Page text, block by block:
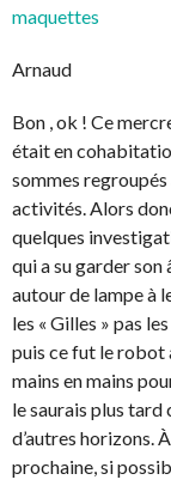
maquettes
Arnaud
Bon , ok ! Ce
était en
sommes regroupés
activités. Alors
quelques
qui a su garder son
autour de lampe à
les « Gilles » pas
puis ce fut le robot
mains en mains
le saurais plus tard
d’autres horizons.
prochaine, si